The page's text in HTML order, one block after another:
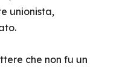
unionista,
che non fu un